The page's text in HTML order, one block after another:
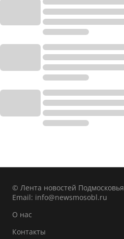
© Лента новостей Подмосковья
Email: info@newsmosobl.ru
О нас
Контакты